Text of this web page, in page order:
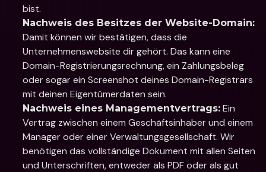
bist.
Nachweis des Besitzes der Website-Domain:
Damit können wir bestätigen, dass die
Unternehmenswebsite dir gehört. Das kann eine
Domain-Registrierungsrechnung, ein Zahlungsbeleg
oder sogar ein Screenshot deines Domain-Registrars
mit deinen Eigentümerdaten sein.
Nachweis eines Managementvertrags: Ein
Vertrag zwischen einem Geschäftsinhaber und einem
Manager oder einer Verwaltungsgesellschaft. Wir
benötigen das vollständige Dokument mit allen Seiten
und Unterschriften, entweder als PDF oder als gut